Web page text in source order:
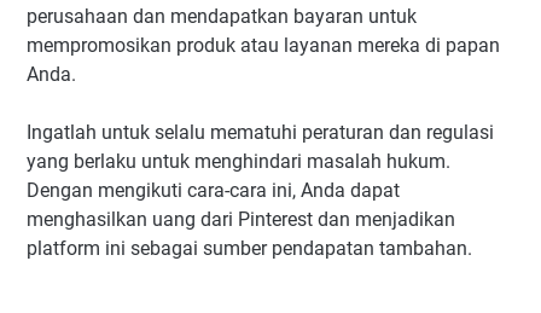
perusahaan dan mendapatkan bayaran untuk
mempromosikan produk atau layanan mereka di papan
Anda.
Ingatlah untuk selalu mematuhi peraturan dan regulasi
yang berlaku untuk menghindari masalah hukum.
Dengan mengikuti cara-cara ini, Anda dapat
menghasilkan uang dari Pinterest dan menjadikan
platform ini sebagai sumber pendapatan tambahan.